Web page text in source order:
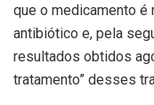
que o medicamento
antibiótico e, pela
resultados obtidos
tratamento” desses